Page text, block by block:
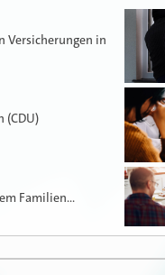
Versicherungen in
(CDU)
Familien…